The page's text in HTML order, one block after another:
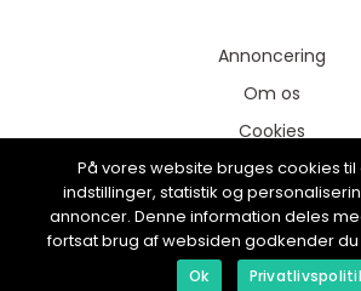
Annoncering
Om os
Cookies
Kontakt os
Sitemap
På vores website bruges cookies til
indstillinger, statistik og
annoncer. Denne information deles
fortsat brug af websiden godkender
Ok